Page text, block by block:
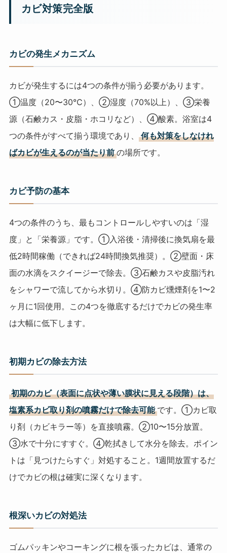
カビ対策完全版
カビの発生メカニズム
カビが発生するには4つの条件が揃う必要があります。
①温度（20〜30℃）、②湿度（70%以上）、③栄養
源（石鹸カス・皮脂・ホコリなど）、④酸素。浴室は4
つの条件がすべて揃う環境であり、
何も対策をしなけれ
ばカビが生えるのが当たり前 の場所です。
カビ予防の基本
4つの条件のうち、最もコントロールしやすいのは「湿
度」と「栄養源」です。①入浴後・清掃後に換気扇を最
低2時間稼働（できれば24時間換気推奨）。②壁面・床
面の水滴をスクイージーで除去。③石鹸カスや皮脂汚れ
をシャワーで流してから水切り。④防カビ燻煙剤を1〜2
ヶ月に1回使用。この4つを徹底するだけでカビの発生率
は大幅に低下します。
初期カビの除去方法
初期のカビ（表面に点状や薄い膜状に見える段階）は、
塩素系カビ取り剤の噴霧だけで除去可能 です。①カビ取
り剤（カビキラー等）を直接噴霧。②10〜15分放置。
③水で十分にすすぐ。④乾拭きして水分を除去。ポイン
トは「見つけたらすぐ」対処すること。1週間放置するだ
けでカビの根は確実に深くなります。
根深いカビの対処法
ゴムパッキンやコーキングに根を張ったカビは、通常の